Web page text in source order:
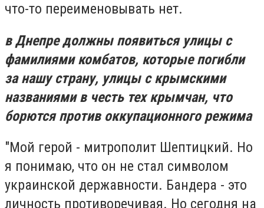
что-то переименовывать нет.
в Днепре должны появиться улицы с
фамилиями комбатов, которые погибли
за нашу страну, улицы с крымскими
названиями в честь тех крымчан, что
борются против оккупационного режима
"Мой герой - митрополит Шептицкий. Но
я понимаю, что он не стал символом
украинской державности. Бандера - это
личность противоречивая. Но сегодня на